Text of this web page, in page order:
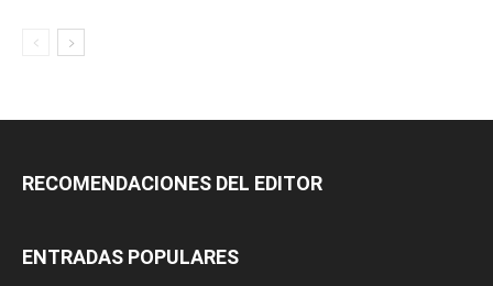
RECOMENDACIONES DEL EDITOR
ENTRADAS POPULARES